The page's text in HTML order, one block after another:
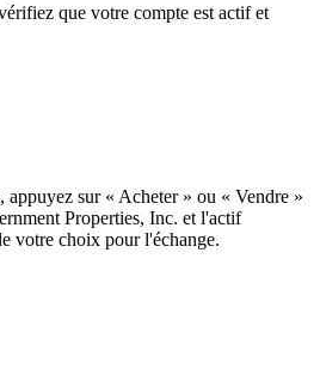
que votre compte est actif et
appuyez sur « Acheter » ou « Vendre »
Properties, Inc. et l'actif
votre choix pour l'échange.